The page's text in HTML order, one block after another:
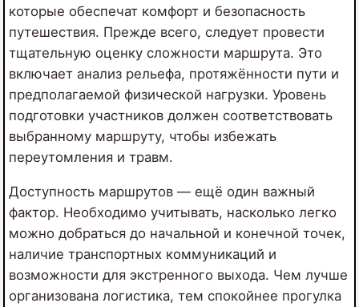
которые обеспечат комфорт и безопасность
путешествия. Прежде всего, следует провести
тщательную оценку сложности маршрута. Это
включает анализ рельефа, протяжённости пути и
предполагаемой физической нагрузки. Уровень
подготовки участников должен соответствовать
выбранному маршруту, чтобы избежать
переутомления и травм.
Доступность маршрутов — ещё один важный
фактор. Необходимо учитывать, насколько легко
можно добраться до начальной и конечной точек,
наличие транспортных коммуникаций и
возможности для экстренного выхода. Чем лучше
организована логистика, тем спокойнее прогулка